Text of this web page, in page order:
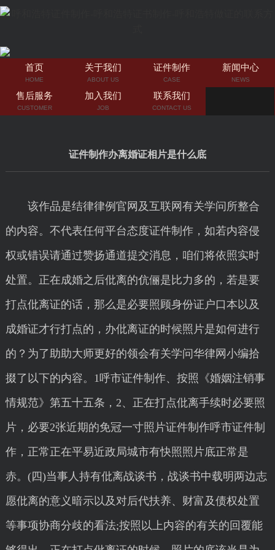
首页
HOME
关于我们
ABOUT US
证件制作
CASE
新闻中心
NEWS
售后服务
CUSTOMER
加入我们
JOB
联系我们
CONTACT US
证件制作办离婚证相片是什么底
该作品是结律律例官网及互联网有关学问所整合
的内容。不代表任何平台态度证件制作，如若内容侵
权或错误请通过赞扬通道提交消息，咱们将依照实时
处置。正在成婚之后仳离的伉俪是比力多的，若是要
打点仳离证的话，那么是必要照顾身份证户口本以及
成婚证才行打点的，办仳离证的时候照片是如何进行
的？为了助助大师更好的领会有关学问华律网小编拾
掇了以下的内容。1呼市证件制作、按照《婚姻注销事
情规范》第五十五条，2、正在打点仳离手续时必要照
片，必要2张近期的免冠一寸照片证件制作呼市证件制
作，正常正在平易近政局城市有快照照片底正常是
赤。(四)当事人持有仳离战谈书，战谈书中载明两边志
愿仳离的意义暗示以及对后代扶养、财富及债权处置
等事项协商分歧的看法;按照以上内容的有关的回覆能